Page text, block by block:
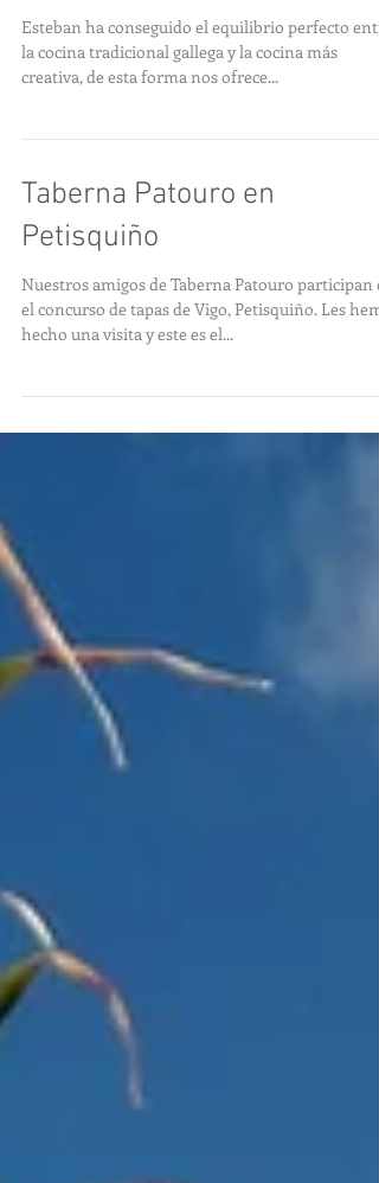
Restaurante Esteban
Esteban ha conseguido el equilibrio perfecto
Taberna Patouro en
Petisquiño
Nuestros amigos de Taberna Patouro participan
el concurso de tapas de Vigo, Petisquiño. Les